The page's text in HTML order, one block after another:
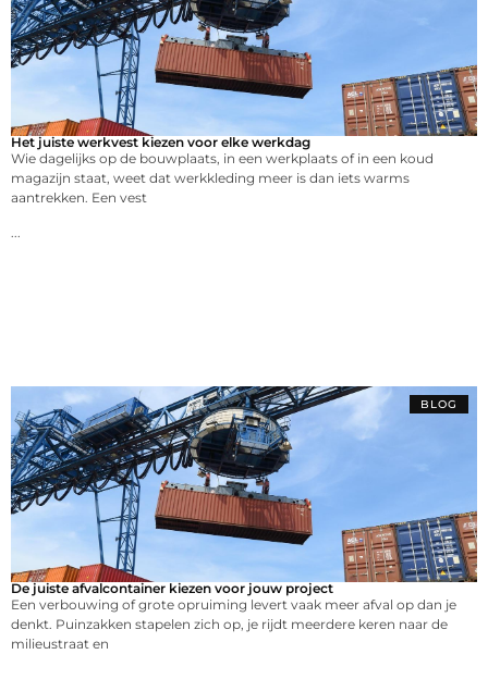
Het juiste werkvest kiezen voor elke werkdag
Wie dagelijks op de bouwplaats, in een werkplaats of in een koud
magazijn staat, weet dat werkkleding meer is dan iets warms
aantrekken. Een vest
...
BLOG
De juiste afvalcontainer kiezen voor jouw project
Een verbouwing of grote opruiming levert vaak meer afval op dan je
denkt. Puinzakken stapelen zich op, je rijdt meerdere keren naar de
milieustraat en